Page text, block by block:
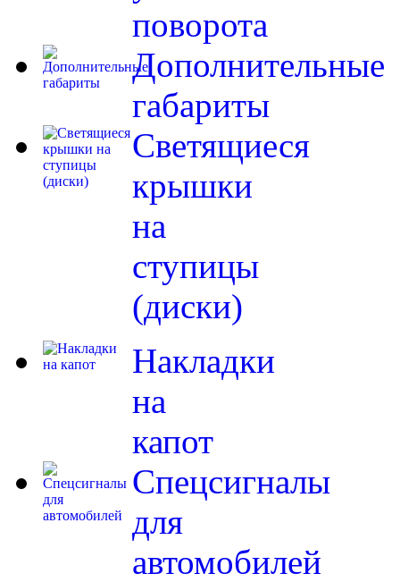
поворота
Дополнительные
габариты
Светящиеся
крышки
на
ступицы
(диски)
Накладки
на
капот
Спецсигналы
для
автомобилей